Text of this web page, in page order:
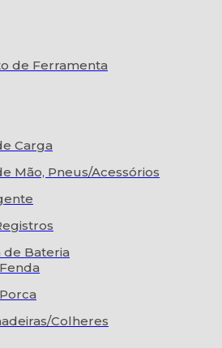
de Ferramenta
Carga
Mão, Pneus/Acessórios
de Bateria
Colheres